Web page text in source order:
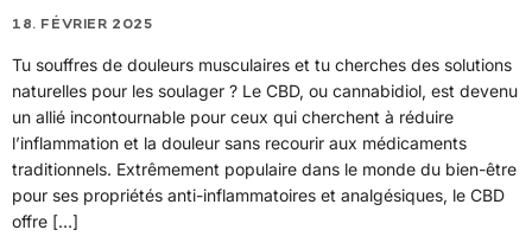
18. FÉVRIER 2025
Tu souffres de douleurs musculaires et tu cherches des solutions
naturelles pour les soulager ? Le CBD, ou cannabidiol, est devenu
un allié incontournable pour ceux qui cherchent à réduire
l’inflammation et la douleur sans recourir aux médicaments
traditionnels. Extrêmement populaire dans le monde du bien-être
pour ses propriétés anti-inflammatoires et analgésiques, le CBD
offre […]